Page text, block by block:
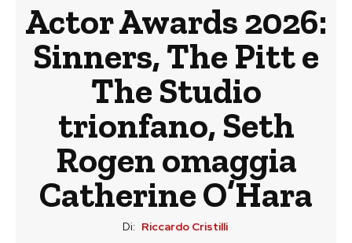
Actor Awards 2026:
Sinners, The Pitt e
The Studio
trionfano, Seth
Rogen omaggia
Catherine O’Hara
Di: Riccardo Cristilli